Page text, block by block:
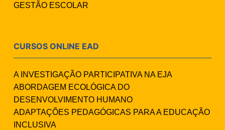
GESTÃO ESCOLAR
CURSOS ONLINE EAD
A INVESTIGAÇÃO PARTICIPATIVA NA EJA
ABORDAGEM ECOLÓGICA DO
DESENVOLVIMENTO HUMANO
ADAPTAÇÕES PEDAGÓGICAS PARA A EDUCAÇÃO
INCLUSIVA